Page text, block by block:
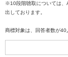
※10段階聴取については、
出しております。
商標対象は、回答者数が40